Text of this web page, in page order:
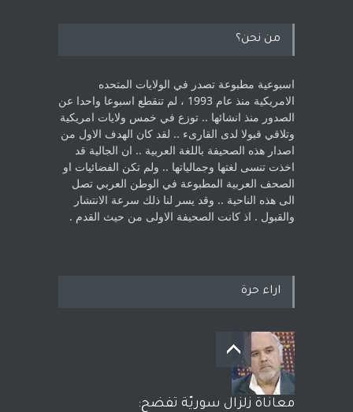
من نحن؟
اسبوعية مطبوعة تصدر في الولايات المتحده
الامريكية منذ عام 1993 ، لم ‏تنقطع اسبوعا واحدا عن
الصدور منذ انشائها .. توزع في خمس ولايات امريكية
‏وتلاقي قبولا لدى القارىء ..‏ لقد كان الهدف الاول من
اصدار هذه الصحيفة باللغة العربية .. ان الجالية قد
اخذت ‏تنسى لغتها وجمالياتها .. ولم تكن الفضائيات او
الصحف العربية المطبوعة في الوطن ‏العربي تصل
الى هذه الناحية .. وقد يسر لنا ذلك سرعة الانتشار
والقبول . اذ كانت ‏الصحيفة الاولى من حيث القدم . ‏
اراء حرة
معاناة زلزال سوريّة تفضح: